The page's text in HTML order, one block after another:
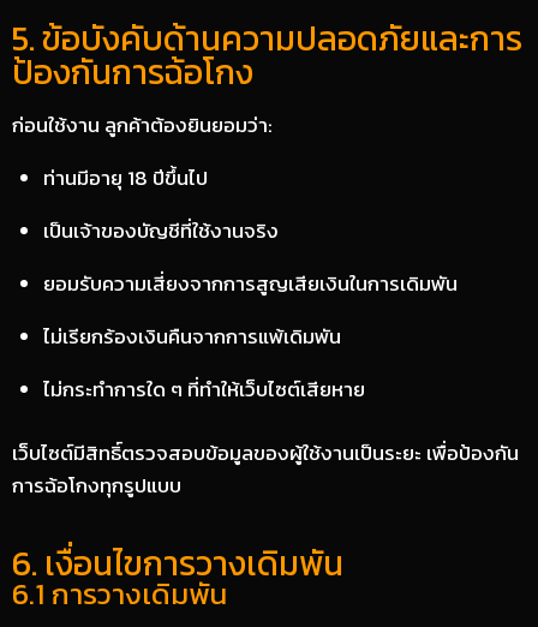
5. ข้อบังคับด้านความปลอดภัยและการ
ป้องกันการฉ้อโกง
ก่อนใช้งาน ลูกค้าต้องยินยอมว่า:
ท่านมีอายุ 18 ปีขึ้นไป
เป็นเจ้าของบัญชีที่ใช้งานจริง
ยอมรับความเสี่ยงจากการสูญเสียเงินในการเดิมพัน
ไม่เรียกร้องเงินคืนจากการแพ้เดิมพัน
ไม่กระทำการใด ๆ ที่ทำให้เว็บไซต์เสียหาย
เว็บไซต์มีสิทธิ์ตรวจสอบข้อมูลของผู้ใช้งานเป็นระยะ เพื่อป้องกัน
การฉ้อโกงทุกรูปแบบ
6. เงื่อนไขการวางเดิมพัน
6.1 การวางเดิมพัน